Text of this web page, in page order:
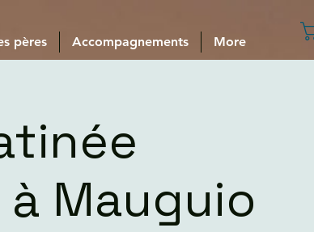
pères Accompagnements More
Mauguio